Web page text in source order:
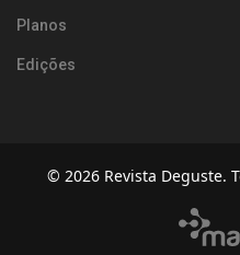
Planos
Edições
© 2026 Revista Deguste.